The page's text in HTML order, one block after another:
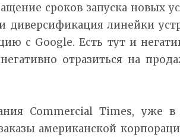
сроков запуска новых
линейки
с Google. Есть тут и
отразиться на
Commercial Times, уже в
американской